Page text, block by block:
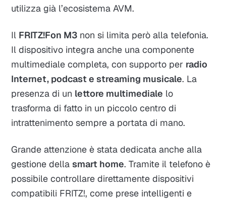
utilizza già l’ecosistema AVM.
Il FRITZ!Fon M3 non si limita però alla telefonia.
Il dispositivo integra anche una componente
multimediale completa, con supporto per radio
Internet, podcast e streaming musicale. La
presenza di un lettore multimediale lo
trasforma di fatto in un piccolo centro di
intrattenimento sempre a portata di mano.
Grande attenzione è stata dedicata anche alla
gestione dellasmart home. Tramite il telefono è
possibile controllare direttamente dispositivi
compatibili FRITZ!, come prese intelligenti e